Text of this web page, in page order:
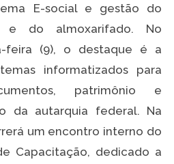
E-social e gestão do
e do almoxarifado. No
feira (9), o destaque é a
informatizados para
patrimônio e
da autarquia federal. Na
um encontro interno do
Capacitação, dedicado a